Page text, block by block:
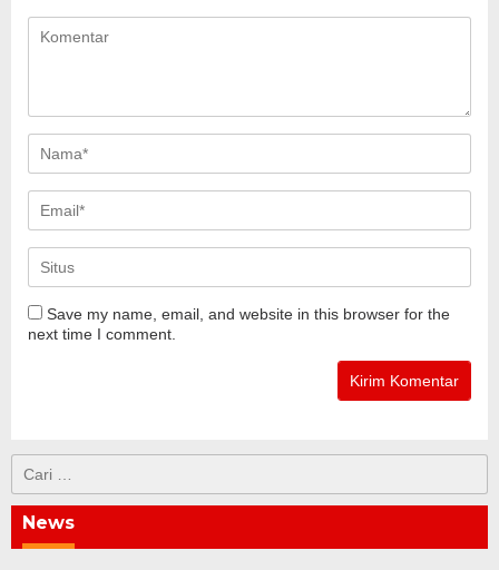
Save my name, email, and website in this browser for the
next time I comment.
untuk:
News